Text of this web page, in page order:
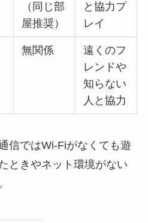
（同じ部
屋推奨）
と協力プ
レイ
無関係
遠くのフ
レンドや
知らない
人と協力
信ではWi-Fiがなくても遊
ときやネット環境がない